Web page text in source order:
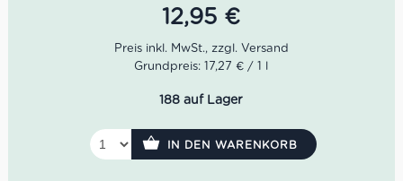
alkoholfreie Alternative aus dem Piave-Tal, die Aperitif,
Fischgerichte und leichte Küche angenehm unkompliziert
12,95 €
Grundpreis: 17,27 € / 1 l
188 auf Lager
IN DEN WARENKORB